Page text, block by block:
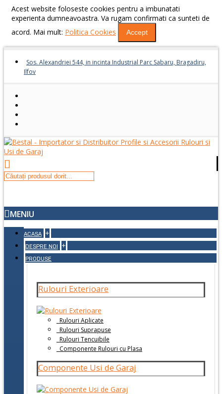
Acest website foloseste cookies pentru a imbunatati
experienta dumneavoastra. Va rugam confirmati ca sunteti de
acord. Mai mult: Politica Cookies Accept
Sos. Alexandriei 544, in incinta Industrial Parc Sabaru, Bragadiru,
Ilfov
MENIU
ACASA +
DESPRE NOI +
PRODUSE
Rulouri Exterioare
Rulouri Aplicate
Rulouri Suprapuse
Rulouri Tencuibile
Componente Rulouri cu Plasa
Componente Usi de Garaj